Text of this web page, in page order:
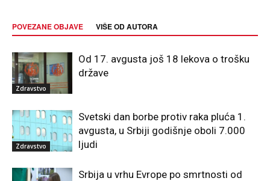
POVEZANE OBJAVE VIŠE OD AUTORA
Zdravstvo
Od 17. avgusta još 18 lekova o trošku
države
Zdravstvo
Svetski dan borbe protiv raka pluća 1.
avgusta, u Srbiji godišnje oboli 7.000
ljudi
Srbija u vrhu Evrope po smrtnosti od